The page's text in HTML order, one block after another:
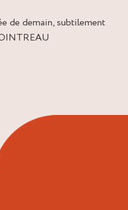
de demain, subtilement